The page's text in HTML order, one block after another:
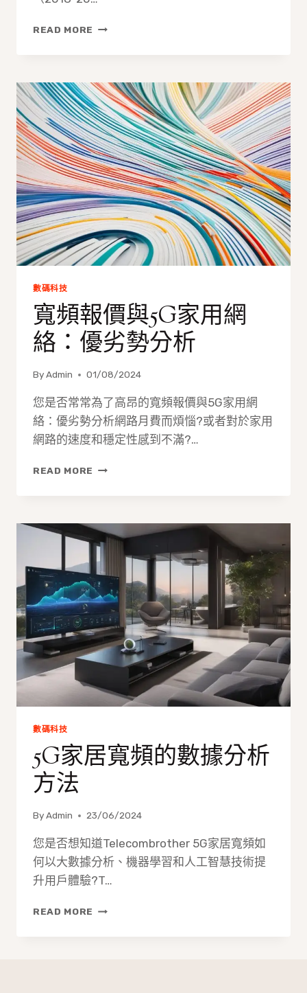
READ MORE 5G
全
球
普
及
數碼科技
寬頻報價與5G家用網
絡：優劣勢分析
ByAdmin 01/08/2024
您是否常常為了高昂的寬頻報價與5G家用網
絡：優劣勢分析網路月費而煩惱?或者對於家用
網路的速度和穩定性感到不滿?…
READ MORE 寬
與
5G
網
絡：
優
劣
勢
分
數碼科技
5G家居寬頻的數據分析
方法
ByAdmin 23/06/2024
您是否想知道Telecombrother 5G家居寬頻如
何以大數據分析、機器學習和人工智慧技術提
升用戶體驗?T…
READ MORE 5G